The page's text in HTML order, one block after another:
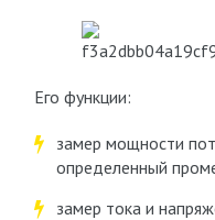
Его функции:
замер мощности
определенный
замер тока и